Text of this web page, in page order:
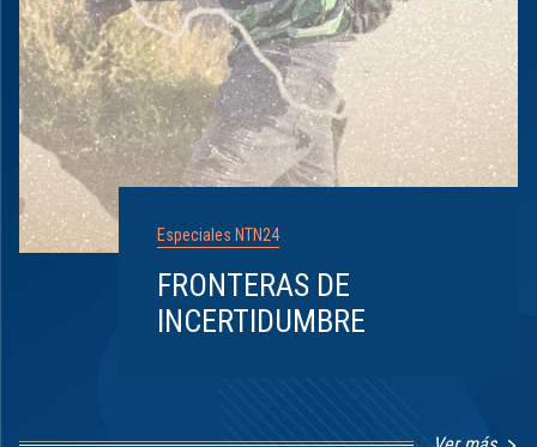
Especiales NTN24
FRONTERAS DE
INCERTIDUMBRE